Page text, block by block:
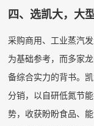
四、选凯大，大
采购商用、工业蒸汽
为基础参考，而多家
备综合实力的背书。
分销，以自研低氮节
势，收获盼盼食品、